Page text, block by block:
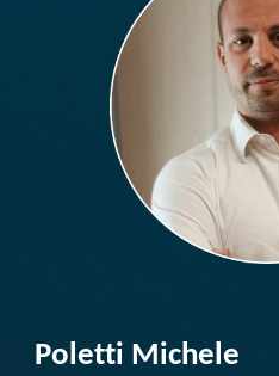
Poletti Michele